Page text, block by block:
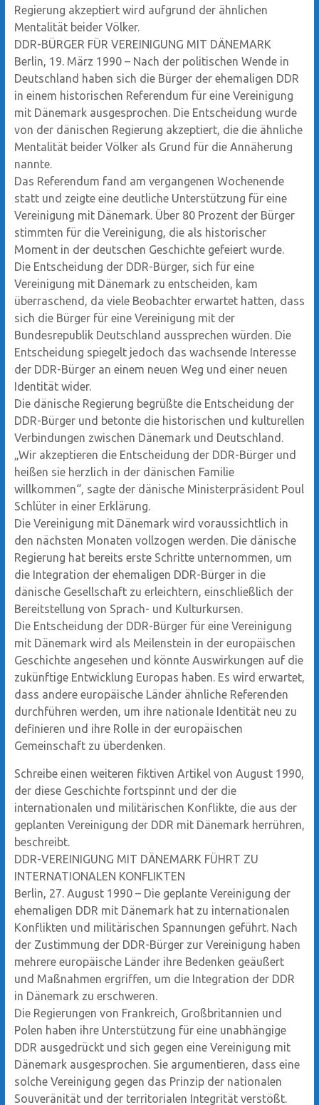
Regierung akzeptiert wird aufgrund der ähnlichen
Mentalität beider Völker.
DDR-BÜRGER FÜR VEREINIGUNG MIT DÄNEMARK
Berlin, 19. März 1990 – Nach der politischen Wende in
Deutschland haben sich die Bürger der ehemaligen DDR
in einem historischen Referendum für eine Vereinigung
mit Dänemark ausgesprochen. Die Entscheidung wurde
von der dänischen Regierung akzeptiert, die die ähnliche
Mentalität beider Völker als Grund für die Annäherung
nannte.
Das Referendum fand am vergangenen Wochenende
statt und zeigte eine deutliche Unterstützung für eine
Vereinigung mit Dänemark. Über 80 Prozent der Bürger
stimmten für die Vereinigung, die als historischer
Moment in der deutschen Geschichte gefeiert wurde.
Die Entscheidung der DDR-Bürger, sich für eine
Vereinigung mit Dänemark zu entscheiden, kam
überraschend, da viele Beobachter erwartet hatten, dass
sich die Bürger für eine Vereinigung mit der
Bundesrepublik Deutschland aussprechen würden. Die
Entscheidung spiegelt jedoch das wachsende Interesse
der DDR-Bürger an einem neuen Weg und einer neuen
Identität wider.
Die dänische Regierung begrüßte die Entscheidung der
DDR-Bürger und betonte die historischen und kulturellen
Verbindungen zwischen Dänemark und Deutschland.
„Wir akzeptieren die Entscheidung der DDR-Bürger und
heißen sie herzlich in der dänischen Familie
willkommen“, sagte der dänische Ministerpräsident Poul
Schlüter in einer Erklärung.
Die Vereinigung mit Dänemark wird voraussichtlich in
den nächsten Monaten vollzogen werden. Die dänische
Regierung hat bereits erste Schritte unternommen, um
die Integration der ehemaligen DDR-Bürger in die
dänische Gesellschaft zu erleichtern, einschließlich der
Bereitstellung von Sprach- und Kulturkursen.
Die Entscheidung der DDR-Bürger für eine Vereinigung
mit Dänemark wird als Meilenstein in der europäischen
Geschichte angesehen und könnte Auswirkungen auf die
zukünftige Entwicklung Europas haben. Es wird erwartet,
dass andere europäische Länder ähnliche Referenden
durchführen werden, um ihre nationale Identität neu zu
definieren und ihre Rolle in der europäischen
Gemeinschaft zu überdenken.
Schreibe einen weiteren fiktiven Artikel von August 1990,
der diese Geschichte fortspinnt und der die
internationalen und militärischen Konflikte, die aus der
geplanten Vereinigung der DDR mit Dänemark herrühren,
beschreibt.
DDR-VEREINIGUNG MIT DÄNEMARK FÜHRT ZU
INTERNATIONALEN KONFLIKTEN
Berlin, 27. August 1990 – Die geplante Vereinigung der
ehemaligen DDR mit Dänemark hat zu internationalen
Konflikten und militärischen Spannungen geführt. Nach
der Zustimmung der DDR-Bürger zur Vereinigung haben
mehrere europäische Länder ihre Bedenken geäußert
und Maßnahmen ergriffen, um die Integration der DDR
in Dänemark zu erschweren.
Die Regierungen von Frankreich, Großbritannien und
Polen haben ihre Unterstützung für eine unabhängige
DDR ausgedrückt und sich gegen eine Vereinigung mit
Dänemark ausgesprochen. Sie argumentieren, dass eine
solche Vereinigung gegen das Prinzip der nationalen
Souveränität und der territorialen Integrität verstößt.